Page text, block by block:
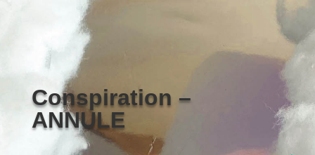
Conspiration –
ANNULE